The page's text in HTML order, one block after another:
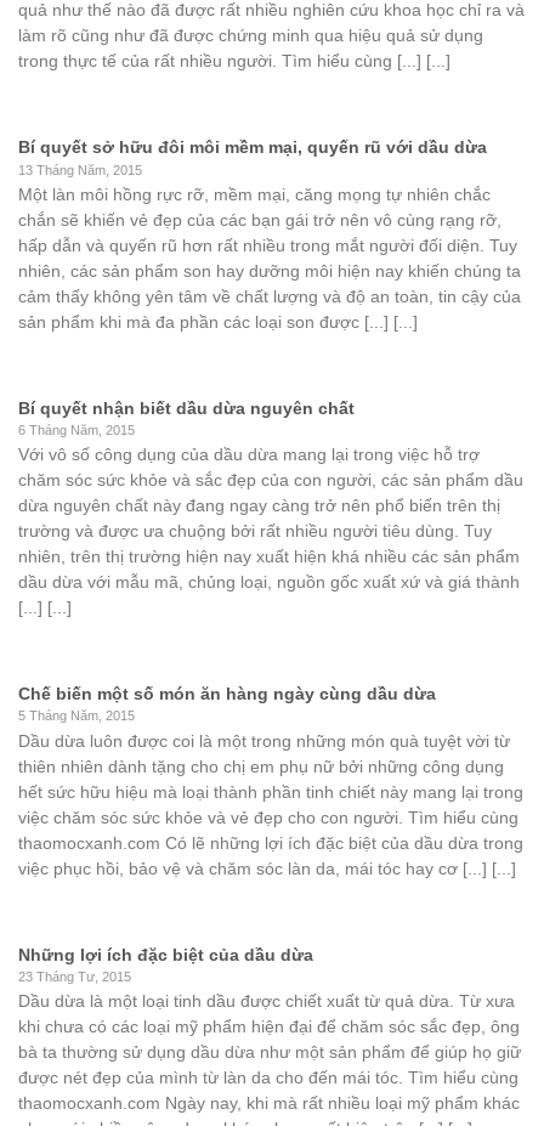
quả như thế nào đã được rất nhiều nghiên cứu khoa học chỉ ra và
làm rõ cũng như đã được chứng minh qua hiệu quả sử dụng
trong thực tế của rất nhiều người. Tìm hiểu cùng [...] [...]
Bí quyết sở hữu đôi môi mềm mại, quyến rũ với dầu dừa
13 Tháng Năm, 2015
Một làn môi hồng rực rỡ, mềm mại, căng mọng tự nhiên chắc
chắn sẽ khiến vẻ đẹp của các bạn gái trở nên vô cùng rạng rỡ,
hấp dẫn và quyến rũ hơn rất nhiều trong mắt người đối diện. Tuy
nhiên, các sản phẩm son hay dưỡng môi hiện nay khiến chúng ta
cảm thấy không yên tâm về chất lượng và độ an toàn, tin cậy của
sản phẩm khi mà đa phần các loại son được [...] [...]
Bí quyết nhận biết dầu dừa nguyên chất
6 Tháng Năm, 2015
Với vô số công dụng của dầu dừa mang lại trong việc hỗ trợ
chăm sóc sức khỏe và sắc đẹp của con người, các sản phẩm dầu
dừa nguyên chất này đang ngay càng trở nên phổ biến trên thị
trường và được ưa chuộng bởi rất nhiều người tiêu dùng. Tuy
nhiên, trên thị trường hiện nay xuất hiện khá nhiều các sản phẩm
dầu dừa với mẫu mã, chủng loại, nguồn gốc xuất xứ và giá thành
[...] [...]
Chế biến một số món ăn hàng ngày cùng dầu dừa
5 Tháng Năm, 2015
Dầu dừa luôn được coi là một trong những món quà tuyệt vời từ
thiên nhiên dành tặng cho chị em phụ nữ bởi những công dụng
hết sức hữu hiệu mà loại thành phần tinh chiết này mang lại trong
việc chăm sóc sức khỏe và vẻ đẹp cho con người. Tìm hiểu cùng
thaomocxanh.com Có lẽ những lợi ích đặc biệt của dầu dừa trong
việc phục hồi, bảo vệ và chăm sóc làn da, mái tóc hay cơ [...] [...]
Những lợi ích đặc biệt của dầu dừa
23 Tháng Tư, 2015
Dầu dừa là một loại tinh dầu được chiết xuất từ quả dừa. Từ xưa
khi chưa có các loại mỹ phẩm hiện đại để chăm sóc sắc đẹp, ông
bà ta thường sử dụng dầu dừa như một sản phẩm để giúp họ giữ
được nét đẹp của mình từ làn da cho đến mái tóc. Tìm hiểu cùng
thaomocxanh.com Ngày nay, khi mà rất nhiều loại mỹ phẩm khác